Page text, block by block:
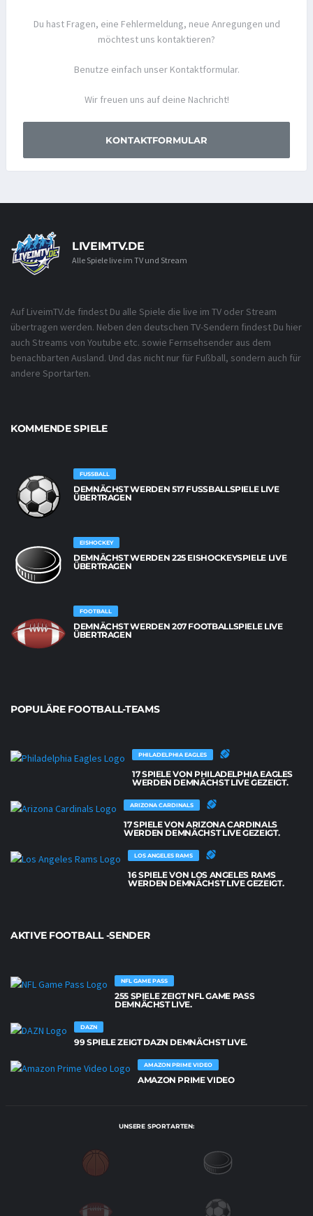
Du hast Fragen, eine Fehlermeldung, neue Anregungen und
möchtest uns kontaktieren?
Benutze einfach unser Kontaktformular.
Wir freuen uns auf deine Nachricht!
KONTAKTFORMULAR
LIVEIMTV.DE
Alle Spiele live im TV und Stream
Auf LiveimTV.de findest Du alle Spiele die live im TV oder Stream
übertragen werden. Neben den deutschen TV-Sendern findest Du hier
auch Streams von Youtube etc. sowie Fernsehsender aus dem
benachbarten Ausland. Und das nicht nur für Fußball, sondern auch für
andere Sportarten.
KOMMENDE SPIELE
FUSSBALL
DEMNÄCHST WERDEN 517 FUSSBALLSPIELE LIVE Ü
BERTRAGEN
EISHOCKEY
DEMNÄCHST WERDEN 225 EISHOCKEYSPIELE LIVE
ÜBERTRAGEN
FOOTBALL
DEMNÄCHST WERDEN 207 FOOTBALLSPIELE LIVE
ÜBERTRAGEN
POPULÄRE FOOTBALL-TEAMS
PHILADELPHIA EAGLES
17 SPIELE VON PHILADELPHIA EAGLES
WERDEN DEMNÄCHST LIVE GEZEIGT.
ARIZONA CARDINALS
17 SPIELE VON ARIZONA CARDINALS
WERDEN DEMNÄCHST LIVE GEZEIGT.
LOS ANGELES RAMS
16 SPIELE VON LOS ANGELES RAMS
WERDEN DEMNÄCHST LIVE GEZEIGT.
AKTIVE FOOTBALL -SENDER
NFL GAME PASS
255 SPIELE ZEIGT NFL GAME PASS
DEMNÄCHST LIVE.
DAZN
99 SPIELE ZEIGT DAZN DEMNÄCHST LIVE.
AMAZON PRIME VIDEO
AMAZON PRIME VIDEO
UNSERE SPORTARTEN: